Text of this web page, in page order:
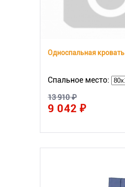
Односпальная
Спальное место:
13 910 ₽
9 042 ₽